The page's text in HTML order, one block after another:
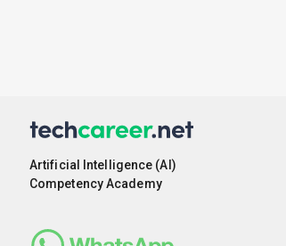
Artificial Intelligence (AI)
Competency Academy